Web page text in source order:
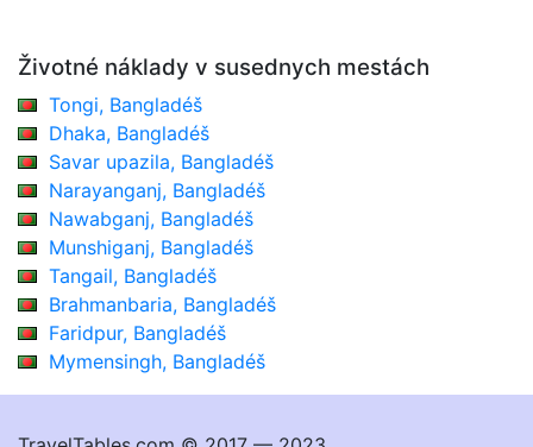
Životné náklady v susednych mestách
Tongi, Bangladéš
Dhaka, Bangladéš
Savar upazila, Bangladéš
Narayanganj, Bangladéš
Nawabganj, Bangladéš
Munshiganj, Bangladéš
Tangail, Bangladéš
Brahmanbaria, Bangladéš
Faridpur, Bangladéš
Mymensingh, Bangladéš